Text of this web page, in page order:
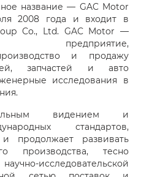
название — GAC Motor
2008 года и входит в
Co., Ltd. GAC Motor —
предприятие,
и продажу
запчастей и авто
исследования в
видением и
стандартов,
продолжает развивать
производства, тесно
исследовательской